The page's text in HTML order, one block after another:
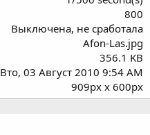
800
Выключена, не сработала
Afon-Las.jpg
356.1 KB
Вто, 03 Август 2010 9:54 AM
909px x 600px